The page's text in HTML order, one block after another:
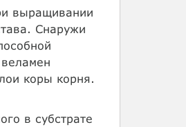
выращивании
Снаружи
коры корня.
в субстрате